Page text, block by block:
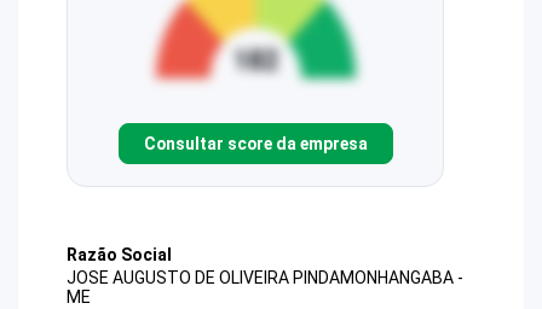
Consultar score da empresa
Razão Social
JOSE AUGUSTO DE OLIVEIRA PINDAMONHANGABA -
ME